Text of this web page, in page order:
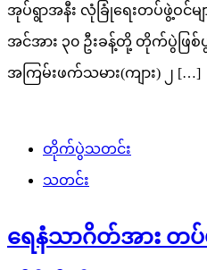
အုပ်ရွာအနီး လုံခြုံရေးတပ်ဖွဲ့ဝင်မျ
အင်အား ၃၀ ဦးခန့်တို့ တိုက်ပွဲဖြစ်ပွ
အကြမ်းဖက်သမား(ကျား) ၂ […]
တိုက်ပွဲသတင်း
သတင်း
ရေနံသာဂိတ်အား တ